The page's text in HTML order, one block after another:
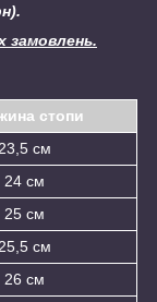
замовлень.
стопи
см
24 см
25 см
см
26 см